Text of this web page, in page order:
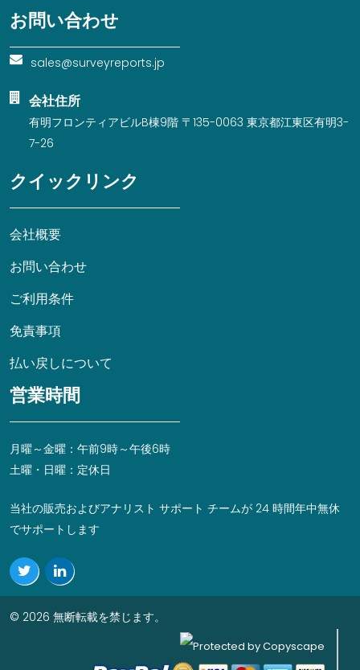
お問い合わせ
sales@surveyreports.jp
会社住所
有明フロンティアビルB棟9階 〒135-0063 東京都江東区有明3-
7-26
クイックリンク
会社概要
お問い合わせ
ご利用条件
免責事項
払い戻しについて
営業時間
月曜～金曜：午前9時～午後6時
土曜・日曜：定休日
当社の販売およびアナリスト サポート チームが 24 時間年中無休
でサポートします
© 2026 無断転載を禁じます。